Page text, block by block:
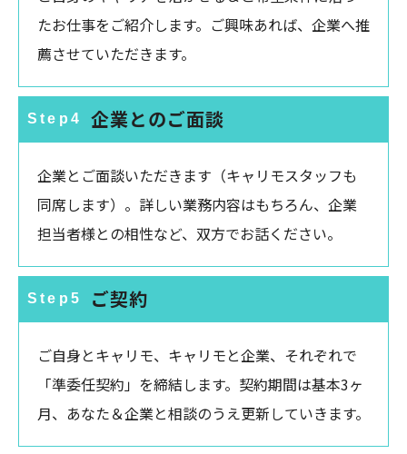
たお仕事をご紹介します。ご興味あれば、企業へ推
薦させていただきます。
Step4 企業とのご面談
企業とご面談いただきます（キャリモスタッフも
同席します）。詳しい業務内容はもちろん、企業
担当者様との相性など、双方でお話ください。
Step5 ご契約
ご自身とキャリモ、キャリモと企業、それぞれで
「準委任契約」を締結します。契約期間は基本3ヶ
月、あなた＆企業と相談のうえ更新していきます。